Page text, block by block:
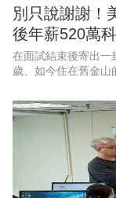
別只說謝謝！
後年薪520萬
在面試結束後寄出一
歲、如今住在舊金
信中還